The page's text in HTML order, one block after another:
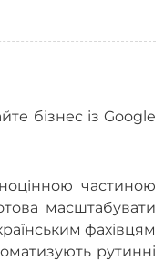
бізнес із Google
частиною
масштабувати
фахівцям
рутинні